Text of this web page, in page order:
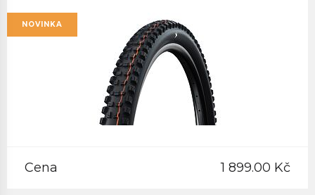
NOVINKA
Cena 1 899.00 Kč